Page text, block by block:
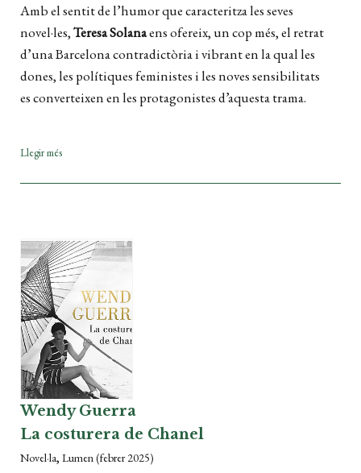
Amb el sentit de l’humor que caracteritza les seves
novel·les,Teresa Solanaens ofereix, un cop més, el retrat
d’una Barcelona contradictòria i vibrant en la qual les
dones, les polítiques feministes i les noves sensibilitats
es converteixen en les protagonistes d’aquesta trama.
Llegir més
Wendy Guerra
La costurera de Chanel
Novel·la, Lumen(febrer 2025)